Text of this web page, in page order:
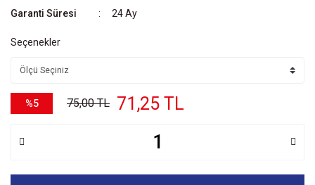
Garanti Süresi
24 Ay
Seçenekler
%5 75,00 TL 71,25 TL